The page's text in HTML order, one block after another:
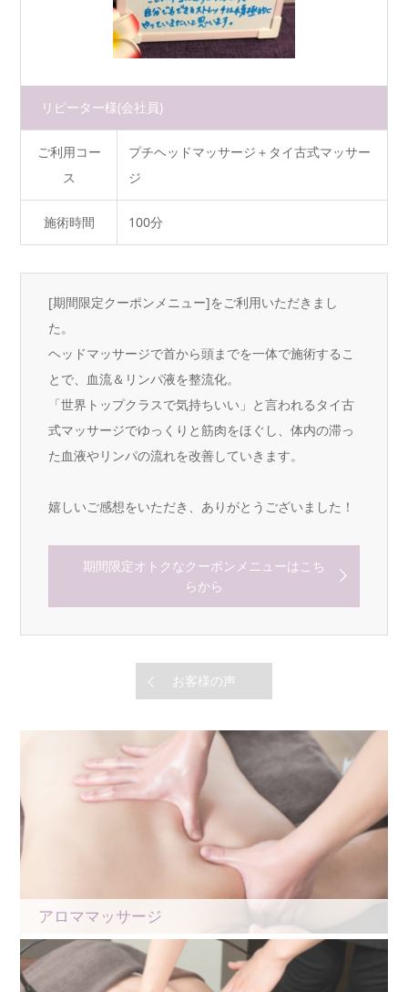
リピーター様(会社員)
ご利用コー
ス
プチヘッドマッサージ＋タイ古式マッサー
ジ
施術時間 100分
[期間限定クーポンメニュー]をご利用いただきまし
た。
ヘッドマッサージで首から頭までを一体で施術するこ
とで、血流＆リンパ液を整流化。
「世界トップクラスで気持ちいい」と言われるタイ古
式マッサージでゆっくりと筋肉をほぐし、体内の滞っ
た血液やリンパの流れを改善していきます。
嬉しいご感想をいただき、ありがとうございました！
期間限定オトクなクーポンメニューはこち
らから
お客様の声
アロママッサージ